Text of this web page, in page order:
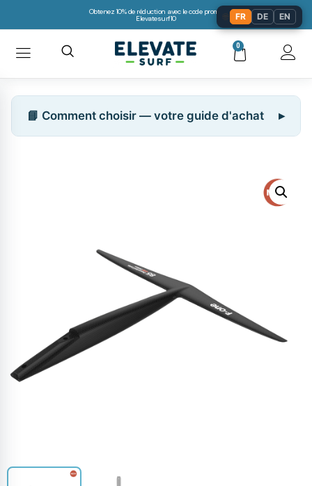
Obtenez 10% de réduction avec le code promo:
Elevatesurf10
0
📘 Comment choisir — votre guide d'achat
FR DE EN